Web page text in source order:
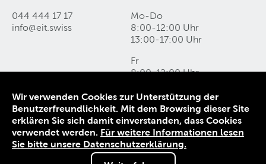
044 444 17 17
info@eit swiss
Mo-Do
8:00-12:00 Uhr
13:00-17:00 Uhr
Fr
8:00-12:00 Uhr
Kontakt und Anfahrt
Datenschutz
Impressum
AGB
Wir verwenden Cookies zur Unterstützung der
Benutzerfreundlichkeit. Mit dem Browsing dieser Site
erklären Sie sich damit einverstanden, dass Cookies
verwendet werden. Für weitere Informationen lesen
Sie bitte unsere Datenschutzerklärung.